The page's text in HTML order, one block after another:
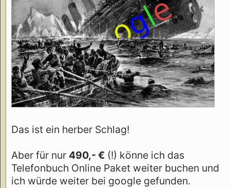
Das ist ein herber Schlag!
Aber für nur 490,- € (!) könne ich das
Telefonbuch Online Paket weiter buchen und
ich würde weiter bei google gefunden.